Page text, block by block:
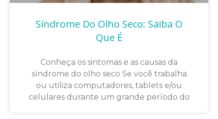
Síndrome Do Olho Seco: Saiba O
Que É
Conheça os sintomas e as causas da
síndrome do olho seco Se você trabalha
ou utiliza computadores, tablets e/ou
celulares durante um grande período do